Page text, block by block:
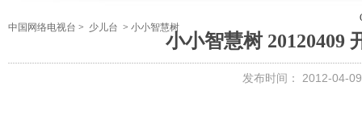
中国网络电视台 > 少儿台 > 小小智慧树
小小智慧树 20120409
发布时间： 2012-04-